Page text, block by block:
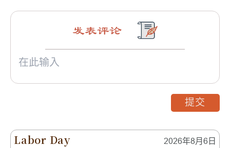
Labor Day 2026年8月6日
发表评论
提交